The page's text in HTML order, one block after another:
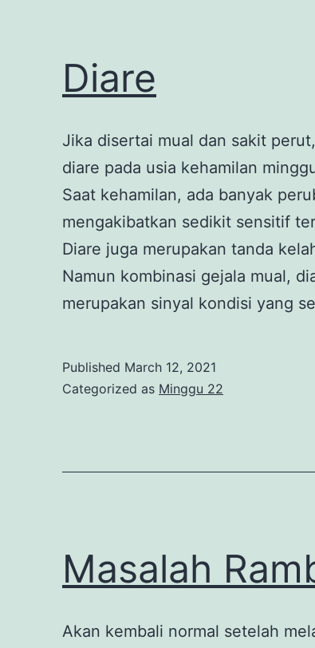
Diare
Jika disertai mual dan sakit
diare pada usia kehamilan
Saat kehamilan, ada banyak
mengakibatkan sedikit sensitif
Diare juga merupakan tanda
Namun kombinasi gejala mual,
merupakan sinyal kondisi yang
Published March 12, 2021
Categorized as Minggu 22
Masalah
Akan kembali normal setelah